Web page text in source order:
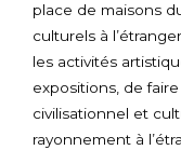
place de maisons
culturels à
les activités
expositions, de
civilisationnel et
rayonnement à